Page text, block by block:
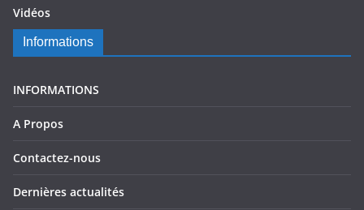
Vidéos
Informations
INFORMATIONS
A Propos
Contactez-nous
Dernières actualités